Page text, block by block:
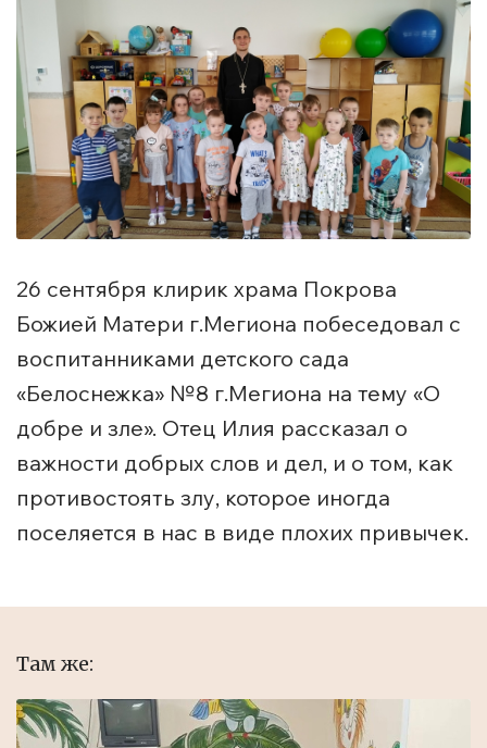
26 сентября клирик храма Покрова
Божией Матери г.Мегиона побеседовал с
воспитанниками детского сада
«Белоснежка» №8 г.Мегиона на тему «О
добре и зле». Отец Илия рассказал о
важности добрых слов и дел, и о том, как
противостоять злу, которое иногда
поселяется в нас в виде плохих привычек.
Там же: